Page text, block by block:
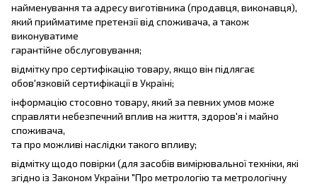
найменування та адресу виготівника (продавця, виконавця),
який прийматиме претензії від споживача, а також
виконуватиме
гарантійне обслуговування;
відмітку про сертифікацію товару, якщо він підлягає
обов'язковій сертифікації в Україні;
інформацію стосовно товару, який за певних умов може
справляти небезпечний вплив на життя, здоров'я і майно
споживача,
та про можливі наслідки такого впливу;
відмітку щодо повірки (для засобів вимірювальної техніки, які
згідно із Законом України "Про метрологію та метрологічну